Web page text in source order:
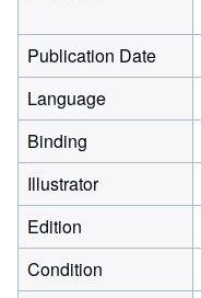
Publication Date
Language
Binding
Illustrator
Edition
Condition